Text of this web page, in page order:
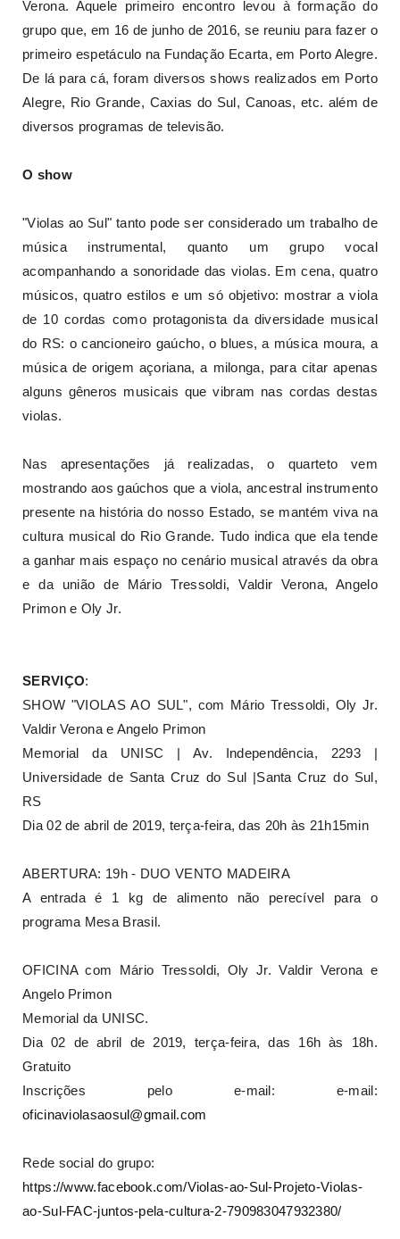
Verona. Aquele primeiro encontro levou à formação do
grupo que, em 16 de junho de 2016, se reuniu para fazer o
primeiro espetáculo na Fundação Ecarta, em Porto Alegre.
De lá para cá, foram diversos shows realizados em Porto
Alegre, Rio Grande, Caxias do Sul, Canoas, etc. além de
diversos programas de televisão.
O show
"Violas ao Sul" tanto pode ser considerado um trabalho de
música instrumental, quanto um grupo vocal
acompanhando a sonoridade das violas. Em cena, quatro
músicos, quatro estilos e um só objetivo: mostrar a viola
de 10 cordas como protagonista da diversidade musical
do RS: o cancioneiro gaúcho, o blues, a música moura, a
música de origem açoriana, a milonga, para citar apenas
alguns gêneros musicais que vibram nas cordas destas
violas.
Nas apresentações já realizadas, o quarteto vem
mostrando aos gaúchos que a viola, ancestral instrumento
presente na história do nosso Estado, se mantém viva na
cultura musical do Rio Grande. Tudo indica que ela tende
a ganhar mais espaço no cenário musical através da obra
e da união de Mário Tressoldi, Valdir Verona, Angelo
Primon e Oly Jr.
SERVIÇO:
SHOW "VIOLAS AO SUL", com Mário Tressoldi, Oly Jr.
Valdir Verona e Angelo Primon
Memorial da UNISC | Av. Independência, 2293 |
Universidade de Santa Cruz do Sul |Santa Cruz do Sul,
RS
Dia 02 de abril de 2019, terça-feira, das 20h às 21h15min
ABERTURA: 19h - DUO VENTO MADEIRA
A entrada é 1 kg de alimento não perecível para o
programa Mesa Brasil.
OFICINA com Mário Tressoldi, Oly Jr. Valdir Verona e
Angelo Primon
Memorial da UNISC.
Dia 02 de abril de 2019, terça-feira, das 16h às 18h.
Gratuito
Inscrições pelo e-mail: e-mail:
oficinaviolasaosul@gmail.com
Rede social do grupo:
https://www.facebook.com/Violas-ao-Sul-Projeto-Violas-
ao-Sul-FAC-juntos-pela-cultura-2-790983047932380/